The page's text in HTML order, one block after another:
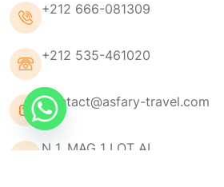
+212 666-081309
+212 535-461020
Contact@asfary-travel.com
N 1, MAG 1 LOT AL